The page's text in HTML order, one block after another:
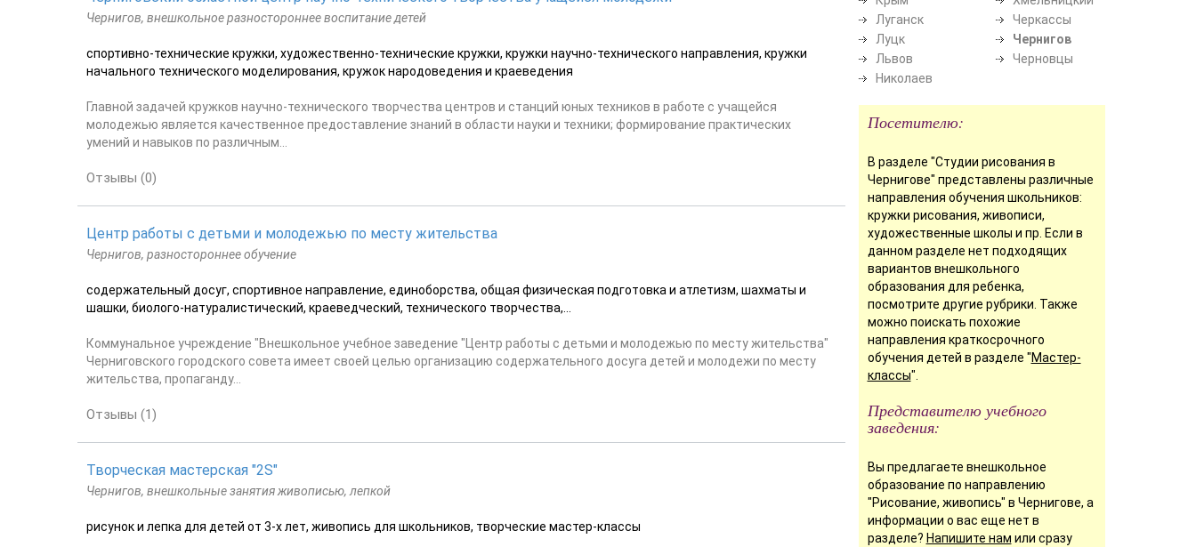
Чернигов, внешкольное разностороннее воспитание детей
спортивно-технические кружки, художественно-технические кружки, кружки научно-технического направления, кружки
начального технического моделирования, кружок народоведения и краеведения
Главной задачей кружков научно-технического творчества центров и станций юных техников в работе с учащейся
молодежью является качественное предоставление знаний в области науки и техники; формирование практических
умений и навыков по различным...
Отзывы (0)
Центр работы с детьми и молодежью по месту жительства
Чернигов, разностороннее обучение
содержательный досуг, спортивное направление, единоборства, общая физическая подготовка и атлетизм, шахматы и
шашки, биолого-натуралистический, краеведческий, технического творчества,...
Коммунальное учреждение "Внешкольное учебное заведение "Центр работы с детьми и молодежью по месту жительства"
Черниговского городского совета имеет своей целью организацию содержательного досуга детей и молодежи по месту
жительства, пропаганду...
Отзывы (1)
Творческая мастерская "2S"
Чернигов, внешкольные занятия живописью, лепкой
рисунок и лепка для детей от 3-х лет, живопись для школьников, творческие мастер-классы
Луганск
Луцк
Львов
Николаев
Черкассы
Чернигов
Черновцы
Посетителю:
В разделе "Студии рисования в
Чернигове" представлены различные
направления обучения школьников:
кружки рисования, живописи,
художественные школы и пр. Если в
данном разделе нет подходящих
вариантов внешкольного
образования для ребенка,
посмотрите другие рубрики. Также
можно поискать похожие
направления краткосрочного
обучения детей в разделе "Мастер-
классы".
Представителю учебного
заведения:
Вы предлагаете внешкольное
образование по направлению
"Рисование, живопись" в Чернигове, а
информации о вас еще нет в
разделе? Напишите нам или сразу